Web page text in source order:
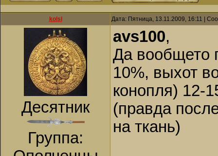
kolsl Дата: Пятница, 13.11.2009, 16:11 |
Десятник
Группа:
avs100,
Да вообщето
10%, выхот
конопля) 12-
(правда
на ткань)